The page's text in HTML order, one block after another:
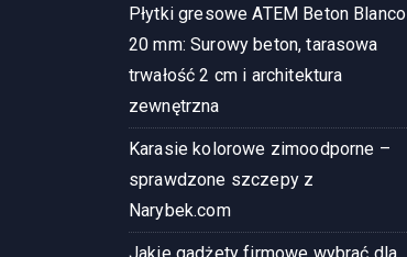
Płytki gresowe ATEM Beton Blanco
20 mm: Surowy beton, tarasowa
trwałość 2 cm i architektura
zewnętrzna
Karasie kolorowe zimoodporne –
sprawdzone szczepy z
Narybek.com
Jakie gadżety firmowe wybrać dla